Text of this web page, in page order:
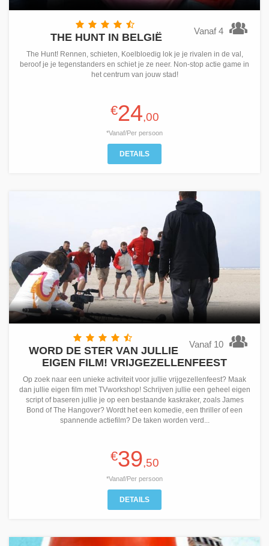
Vanaf 4
THE HUNT IN BELGIË
The Hunt! Rennen, schieten, Koelbloedig lok je je rivalen in de val,
beroof je je tegenstanders en schiet je ze neer. Non-stop actie game in
het centrum van jouw stad!
€24,00
*Vanaf/Per persoon
DETAILS
Vanaf 10
WORD DE STER VAN JULLIE
EIGEN FILM! VRIJGEZELLENFEEST
Op zoek naar een unieke activiteit voor jullie vrijgezellenfeest? Maak
dan jullie eigen film met TVworkshop! Schrijven jullie een geheel eigen
script of baseren jullie je op een bestaande kaskraker, zoals James
Bond of The Hangover? Wordt het een komedie, een thriller of een
spannende actiefilm? De taken worden verd...
€39,50
*Vanaf/Per persoon
DETAILS